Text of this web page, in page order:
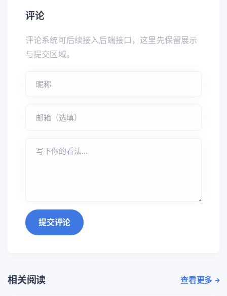
评论
评论系统可后续接入后端接口，这里先保留展示
与提交区域。
提交评论
相关阅读 查看更多